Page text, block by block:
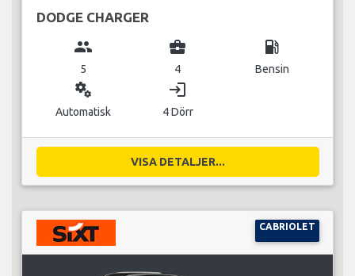
DODGE CHARGER
group
5
business_center
4
local_gas_station
Bensin
miscellaneous_services
Automatisk
login
4 Dörr
VISA DETALJER...
CABRIOLET